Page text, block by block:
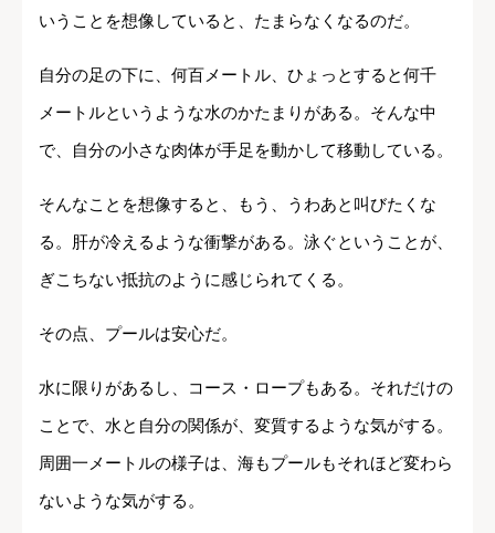
いうことを想像していると、たまらなくなるのだ。
自分の足の下に、何百メートル、ひょっとすると何千
メートルというような水のかたまりがある。そんな中
で、自分の小さな肉体が手足を動かして移動している。
そんなことを想像すると、もう、うわあと叫びたくな
る。肝が冷えるような衝撃がある。泳ぐということが、
ぎこちない抵抗のように感じられてくる。
その点、プールは安心だ。
水に限りがあるし、コース・ロープもある。それだけの
ことで、水と自分の関係が、変質するような気がする。
周囲一メートルの様子は、海もプールもそれほど変わら
ないような気がする。